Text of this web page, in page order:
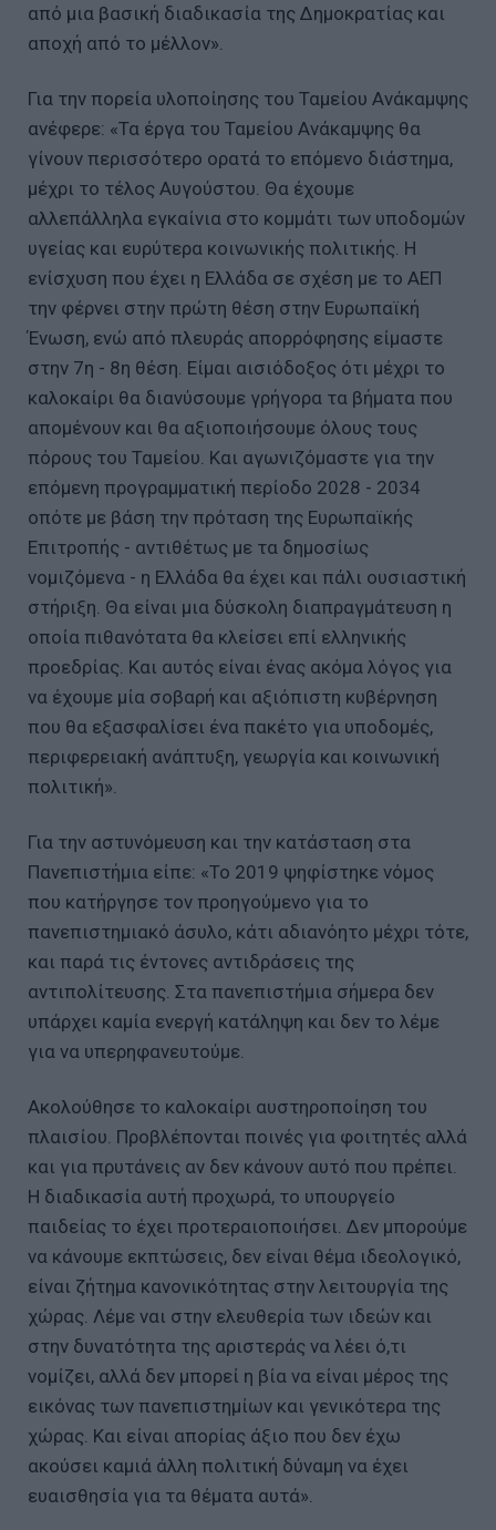
από μια βασική διαδικασία της Δημοκρατίας και
αποχή από το μέλλον».
Για την πορεία υλοποίησης του Ταμείου Ανάκαμψης
ανέφερε: «Τα έργα του Ταμείου Ανάκαμψης θα
γίνουν περισσότερο ορατά το επόμενο διάστημα,
μέχρι το τέλος Αυγούστου. Θα έχουμε
αλλεπάλληλα εγκαίνια στο κομμάτι των υποδομών
υγείας και ευρύτερα κοινωνικής πολιτικής. Η
ενίσχυση που έχει η Ελλάδα σε σχέση με το ΑΕΠ
την φέρνει στην πρώτη θέση στην Ευρωπαϊκή
Ένωση, ενώ από πλευράς απορρόφησης είμαστε
στην 7η - 8η θέση. Είμαι αισιόδοξος ότι μέχρι το
καλοκαίρι θα διανύσουμε γρήγορα τα βήματα που
απομένουν και θα αξιοποιήσουμε όλους τους
πόρους του Ταμείου. Και αγωνιζόμαστε για την
επόμενη προγραμματική περίοδο 2028 - 2034
οπότε με βάση την πρόταση της Ευρωπαϊκής
Επιτροπής - αντιθέτως με τα δημοσίως
νομιζόμενα - η Ελλάδα θα έχει και πάλι ουσιαστική
στήριξη. Θα είναι μια δύσκολη διαπραγμάτευση η
οποία πιθανότατα θα κλείσει επί ελληνικής
προεδρίας. Και αυτός είναι ένας ακόμα λόγος για
να έχουμε μία σοβαρή και αξιόπιστη κυβέρνηση
που θα εξασφαλίσει ένα πακέτο για υποδομές,
περιφερειακή ανάπτυξη, γεωργία και κοινωνική
πολιτική».
Για την αστυνόμευση και την κατάσταση στα
Πανεπιστήμια είπε: «Το 2019 ψηφίστηκε νόμος
που κατήργησε τον προηγούμενο για το
πανεπιστημιακό άσυλο, κάτι αδιανόητο μέχρι τότε,
και παρά τις έντονες αντιδράσεις της
αντιπολίτευσης. Στα πανεπιστήμια σήμερα δεν
υπάρχει καμία ενεργή κατάληψη και δεν το λέμε
για να υπερηφανευτούμε.
Ακολούθησε το καλοκαίρι αυστηροποίηση του
πλαισίου. Προβλέπονται ποινές για φοιτητές αλλά
και για πρυτάνεις αν δεν κάνουν αυτό που πρέπει.
Η διαδικασία αυτή προχωρά, το υπουργείο
παιδείας το έχει προτεραιοποιήσει. Δεν μπορούμε
να κάνουμε εκπτώσεις, δεν είναι θέμα ιδεολογικό,
είναι ζήτημα κανονικότητας στην λειτουργία της
χώρας. Λέμε ναι στην ελευθερία των ιδεών και
στην δυνατότητα της αριστεράς να λέει ό,τι
νομίζει, αλλά δεν μπορεί η βία να είναι μέρος της
εικόνας των πανεπιστημίων και γενικότερα της
χώρας. Και είναι απορίας άξιο που δεν έχω
ακούσει καμιά άλλη πολιτική δύναμη να έχει
ευαισθησία για τα θέματα αυτά».